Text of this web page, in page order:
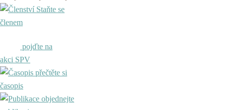
Staňte se
členem
pojďte na
akci SPV
přečtěte si
časopis
objednejte